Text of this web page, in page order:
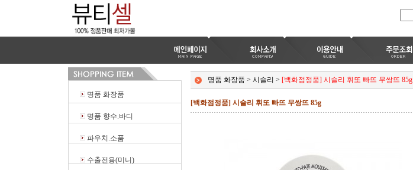
명품 화장품
명품 향수.바디
파우치.소품
수출전용(미니)
명품 화장품 > 시슬리 > [백화점정품] 시슬리 휘또 빠뜨 무쌍뜨 85g
[백화점정품] 시슬리 휘또 빠뜨 무쌍뜨 85g